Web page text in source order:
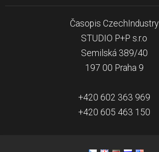
Časopis CzechIndustry
STUDIO P+P s.r.o
Semilská 389/40
197 00 Praha 9
+420 602 363 969
+420 605 463 150